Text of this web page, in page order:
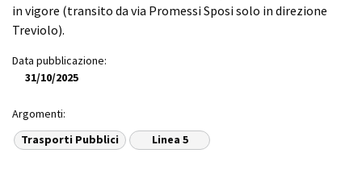
in vigore (transito da via Promessi Sposi solo in direzione
Treviolo).
Data pubblicazione:
31/10/2025
Argomenti:
Trasporti Pubblici
Linea 5